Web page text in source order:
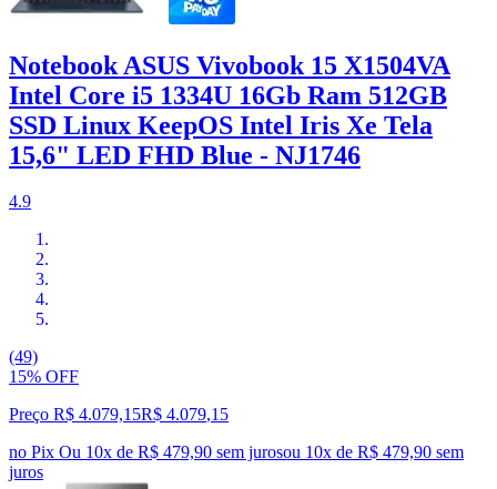
Notebook ASUS Vivobook 15 X1504VA
Intel Core i5 1334U 16Gb Ram 512GB
SSD Linux KeepOS Intel Iris Xe Tela
15,6" LED FHD Blue - NJ1746
4.9
(49)
15% OFF
Preço R$ 4.079,15R$ 4.079,15
no Pix Ou 10x de R$ 479,90 sem jurosou 10x de R$ 479,90 sem
juros